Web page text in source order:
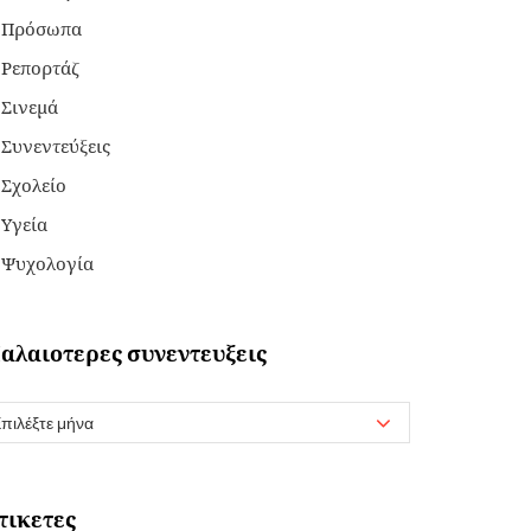
Πρόσωπα
Ρεπορτάζ
Σινεμά
Συνεντεύξεις
Σχολείο
Υγεία
Ψυχολογία
συνεντευξεις